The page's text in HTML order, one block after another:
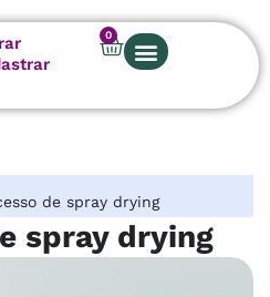
0
de spray drying
spray drying